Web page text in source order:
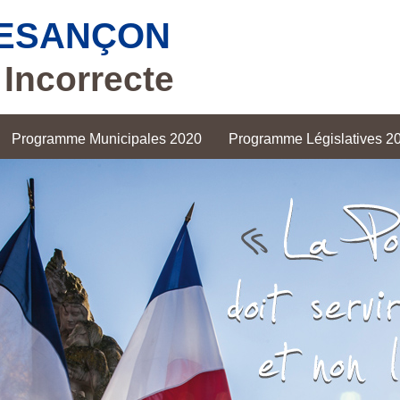
Programme Municipales 2020 Programme Législatives